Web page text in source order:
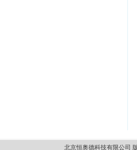
北京恒奥德科技有限公司